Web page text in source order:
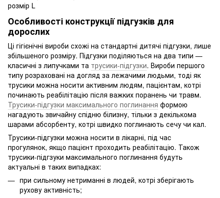
Особливості конструкції підгузків для
дорослих
Ці гігієнічні вироби схожі на стандартні дитячі підгузки, лише
збільшеного розміру. Підгузки поділяються на два типи —
класичні з липучками та трусики-підгузки. Вироби першого
типу розраховані на догляд за лежачими людьми, тоді як
трусики можна носити активним людям, пацієнтам, котрі
починають реабілітацію після важких поранень чи травм.
Трусики-підгузки максимального поглинання формою
нагадують звичайну спідню білизну, тільки з декількома
шарами абсорбенту, котрі швидко поглинають сечу чи кал.
Трусики-підгузки можна носити в лікарні, під час
прогулянок, якщо пацієнт проходить реабілітацію. Також
трусики-підгзуки максимального поглинання будуть
актуальні в таких випадках:
при сильному нетриманні в людей, котрі зберігають
рухову активність;